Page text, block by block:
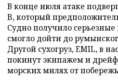
В конце июля атаке
B, который
Судно получило
смогло дойти до
Другой сухогруз, EMIL, в
покинут экипажем и
морских милях от